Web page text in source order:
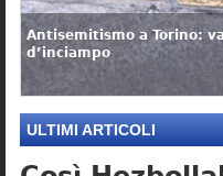
Antisemitismo a Torino:
d’inciampo
ULTIMI ARTICOLI